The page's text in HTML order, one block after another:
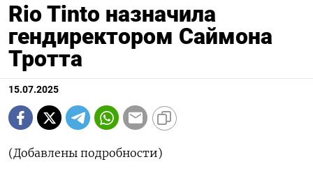
Rio Tinto назначила
гендиректором Саймона
Тротта
15.07.2025
(Добавлены подробности)